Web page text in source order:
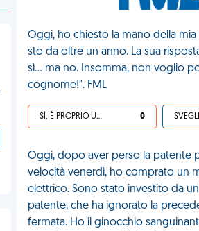
Oggi, ho chiesto la mano della mia
sto da oltre un anno. La sua
sì... ma no. Insomma, non voglio
cognome!". FML
SÌ, È PROPRIO UNA VDM! 0
Oggi, dopo aver perso la patente
velocità venerdì, ho comprato un
elettrico. Sono stato investito da
patente, che ha ignorato la
fermata. Ho il ginocchio